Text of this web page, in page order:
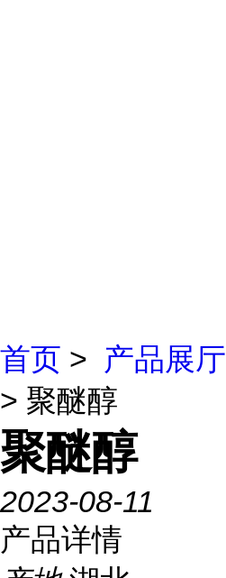
首页 > 产品展厅
> 聚醚醇
聚醚醇
2023-08-11
产品详情